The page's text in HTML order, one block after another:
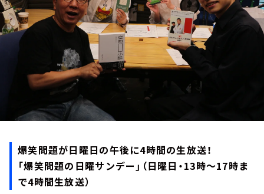
爆笑問題が日曜日の午後に4時間の生放送！
「爆笑問題の日曜サンデー」（日曜日・13時～17時ま
で4時間生放送）